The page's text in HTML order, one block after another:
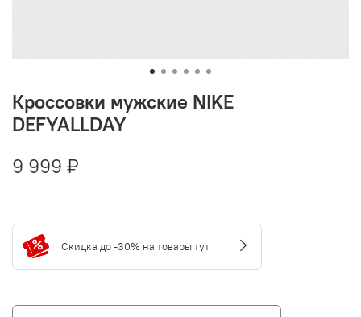
Кроссовки мужские NIKE
DEFYALLDAY
9 999 ₽
Скидка до -30% на товары тут